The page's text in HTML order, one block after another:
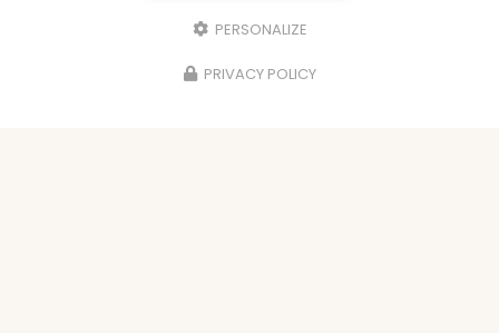
PERSONALIZE
PRIVACY POLICY